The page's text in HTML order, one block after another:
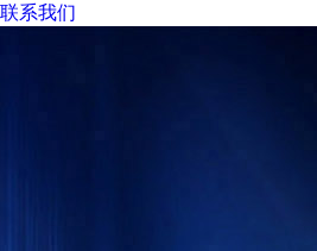
联系我们